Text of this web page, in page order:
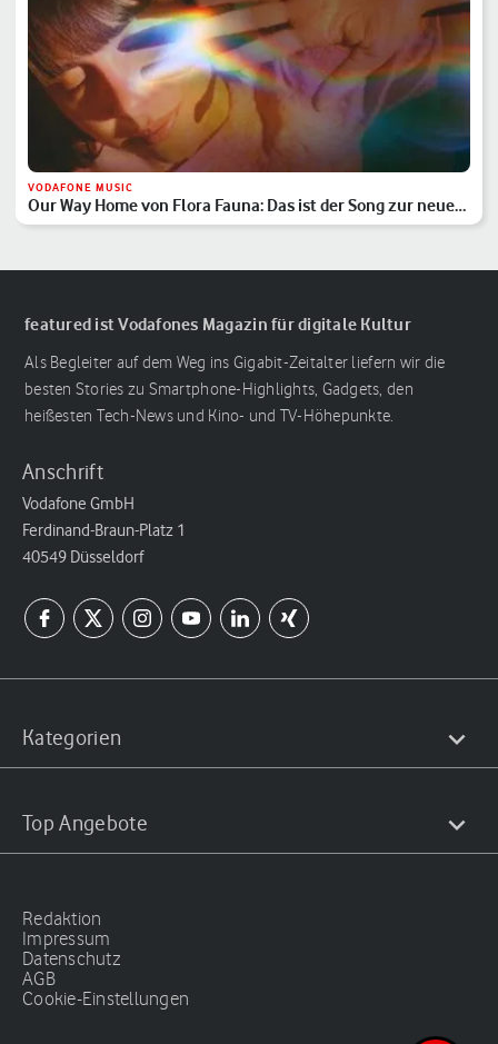
VODAFONE MUSIC
Our Way Home von Flora Fauna: Das ist der Song zur neuen
Vodafone-Kampagne
featured ist Vodafones Magazin für digitale Kultur
Als Begleiter auf dem Weg ins Gigabit-Zeitalter liefern wir die
besten Stories zu Smartphone-Highlights, Gadgets, den
heißesten Tech-News und Kino- und TV-Höhepunkte.
Anschrift
Vodafone GmbH
Ferdinand-Braun-Platz 1
40549 Düsseldorf
Kategorien
Top Angebote
Redaktion
Impressum
Datenschutz
AGB
Cookie-Einstellungen